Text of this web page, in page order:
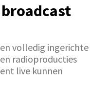
volledig ingerichte
radioproducties
live kunnen